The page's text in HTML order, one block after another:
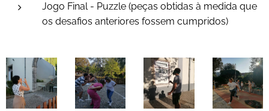
Jogo Final - Puzzle (peças obtidas à medida que
os desafios anteriores fossem cumpridos)